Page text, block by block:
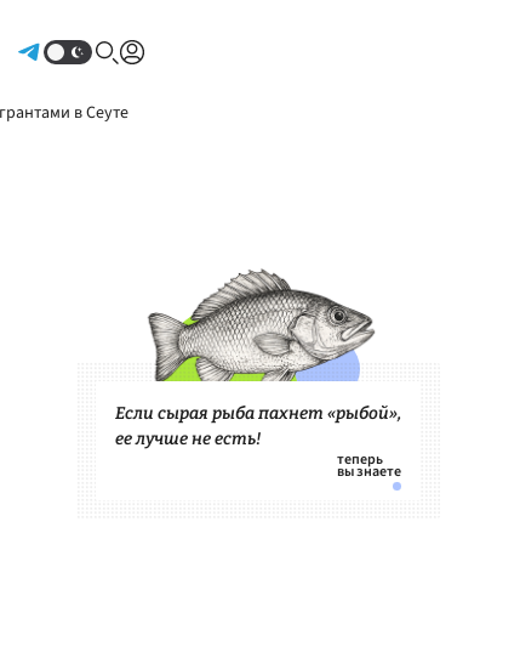
в Сеуте
Если сырая рыба пахнет «рыбой»,
ее лучше не есть!